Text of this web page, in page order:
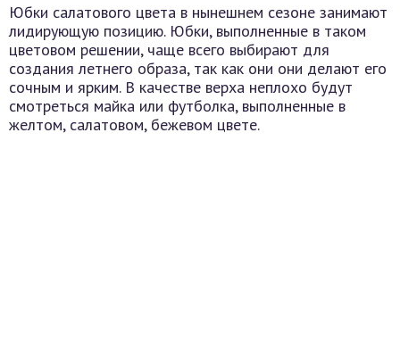
Юбки салатового цвета в нынешнем сезоне занимают
лидирующую позицию. Юбки, выполненные в таком
цветовом решении, чаще всего выбирают для
создания летнего образа, так как они они делают его
сочным и ярким. В качестве верха неплохо будут
смотреться майка или футболка, выполненные в
желтом, салатовом, бежевом цвете.